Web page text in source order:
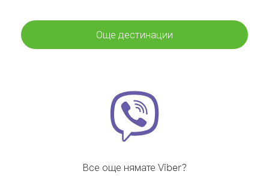
Още дестинации
Все още нямате Viber?